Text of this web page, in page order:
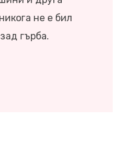
не е бил
гърба.